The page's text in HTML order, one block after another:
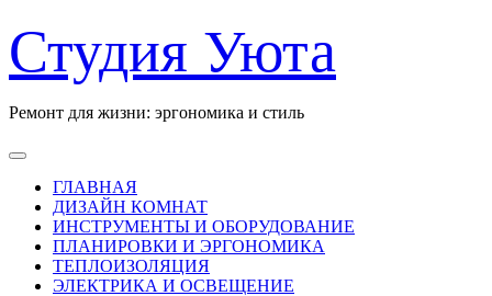
к
содержанию
Студия Уюта
Ремонт для жизни: эргономика и стиль
ГЛАВНАЯ
ДИЗАЙН КОМНАТ
ИНСТРУМЕНТЫ И ОБОРУДОВАНИЕ
ПЛАНИРОВКИ И ЭРГОНОМИКА
ТЕПЛОИЗОЛЯЦИЯ
ЭЛЕКТРИКА И ОСВЕЩЕНИЕ